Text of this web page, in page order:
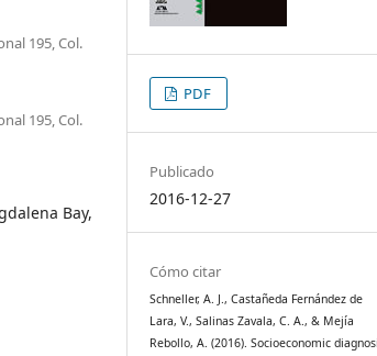
195, Col.
195, Col.
Bay,
PDF
Publicado
2016-12-27
Cómo citar
Schneller, A. J., Castañeda Fernández de
Lara, V., Salinas Zavala, C. A., & Mejía
Rebollo, A. (2016). Socioeconomic